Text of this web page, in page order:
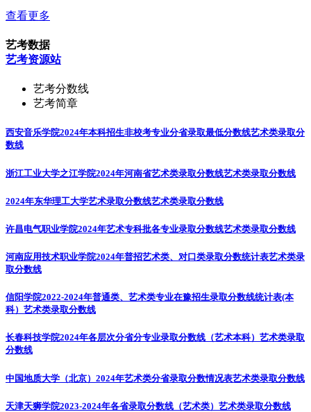
查看更多
艺考数据
艺考资源站
艺考分数线
艺考简章
西安音乐学院2024年本科招生非校考专业分省录取最低分数线艺术类录取分
数线
浙江工业大学之江学院2024年河南省艺术类录取分数线艺术类录取分数线
2024年东华理工大学艺术录取分数线艺术类录取分数线
许昌电气职业学院2024年艺术专科批各专业录取分数线艺术类录取分数线
河南应用技术职业学院2024年普招艺术类、对口类录取分数统计表艺术类录
取分数线
信阳学院2022-2024年普通类、艺术类专业在豫招生录取分数线统计表(本
科） 艺术类录取分数线
长春科技学院2024年各层次分省分专业录取分数线（艺术本科） 艺术类录取
分数线
中国地质大学（北京）2024年艺术类分省录取分数情况表艺术类录取分数线
天津天狮学院2023-2024年各省录取分数线（艺术类） 艺术类录取分数线